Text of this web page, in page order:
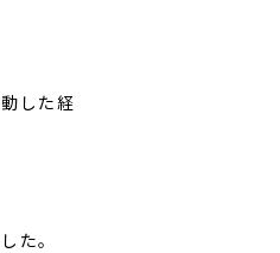
した経
た。